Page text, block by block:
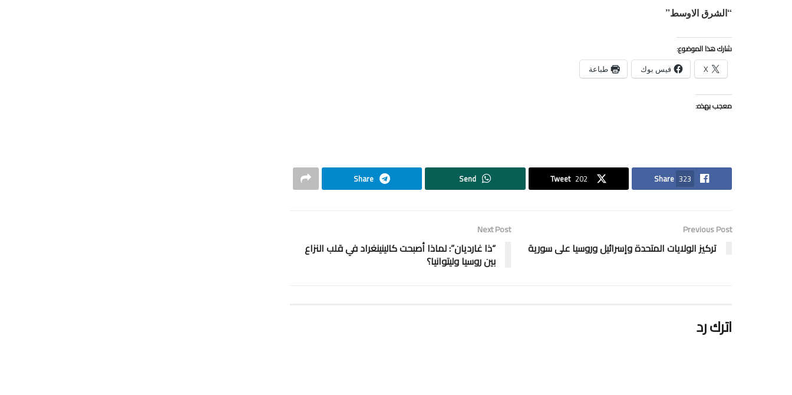
“الشرق الاوسط”
شارك هذا الموضوع:
X فيس بوك طباعة
معجب بهذه:
Share 323
Tweet 202
Send
Share
Previous Post
تركيز الولايات المتحدة وإسرائيل وروسيا على سورية
Next Post
“ذا غارديان”: لماذا أصبحت كالينينغراد في قلب النزاع
بين روسيا وليتوانيا؟
اترك رد